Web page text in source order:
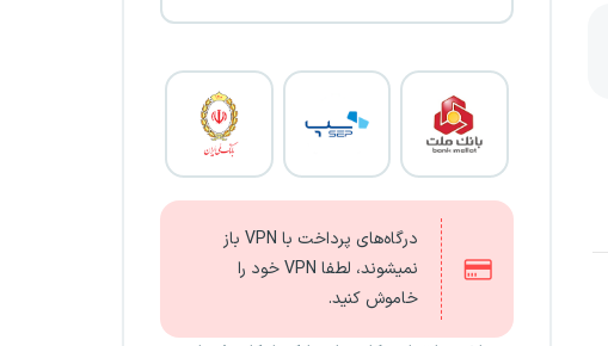
درگاه‌های پرداخت با VPN باز
نمیشوند، لطفا VPN خود را
خاموش کنید.